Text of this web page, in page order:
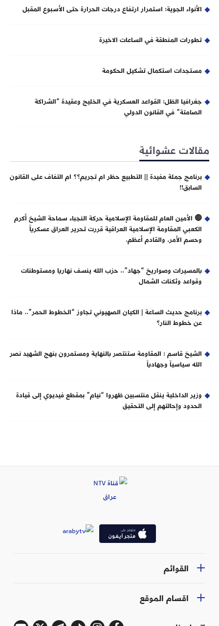
الأنواء الجوية: استمرار ارتفاع درجات الحرارة حتى الأسبوع المقبل
تطورات المنطقة في الساعات الاخيرة
مستجدات استكمال تشكيل الحكومة
جغرافيا الظل: القواعد العسكرية في الخليج وعقيدة “الشراكة
الصامتة” في القانون الدولي
مقالات عشوائية
برنامج جملة مفيدة || التطبيع حظر ام تجريم؟؟ ام التفاف على القانون
السابق!!
🔴 الأمين العام للمقاومة الإسلامية حركة النجباء سماحة الشيخ أكرم
الكعبي المقاومة الإسلامية العراقية قررت تحرير العراق عسكرياً
وحسم الأمر، والقادم أعظم.
بالمسيرات وصواريخ “جهاد”.. حزب الله ينسف نهاريا ومستوطنات
وقواعد وثكنات الشمال
برنامج حديث الساعة | الكيان الصهيوني تجاوز “الخطوط الحمر”.. ماذا
عن خطوط النار؟
الشيخ قاسم : المقاومة ستنتصر بالنهاية ومستمرون بنهج الشهيد نصر
الله سياسياً وجهادياً
وزير الداخلية ينقل منتسبين ظهروا “نيام” بمقطع فيديوي إلى قيادة
الحدود وإحالتهم إلى التحقيق
القوائم
اقسام الموقع